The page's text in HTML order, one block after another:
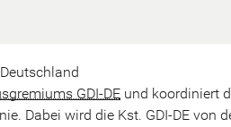
GDI-DE und koordiniert
Dabei wird die Kst. GDI-DE von